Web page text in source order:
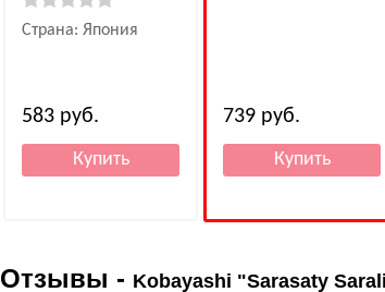
Страна: Япония
583 руб. 739 руб.
Отзывы - Kobayashi "Sarasaty